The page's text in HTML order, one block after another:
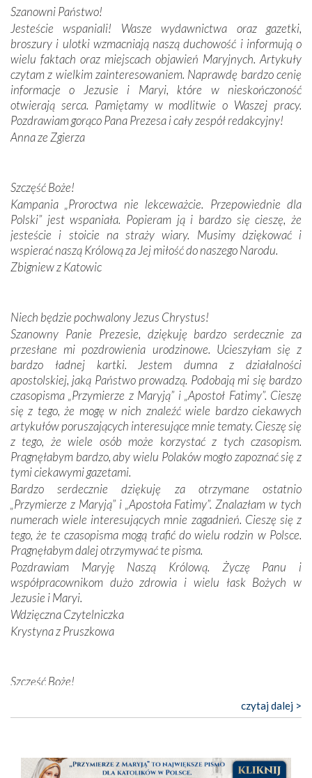
budowniczych.
Podążyliśmy też śladami fatimskich wizjonerów – Łucji
dos Santos oraz świętych Hiacynty i Franciszka Marto.
Modliliśmy się przy ich grobach. Odprawiliśmy Drogę
Krzyżową w ich rodzinnych stronach, odwiedziliśmy
domy, w których żyli.
W miejscu objawień Matki Bożej zapaliliśmy świece
Podczas tej kilkudniowej wyprawy na każdym kroku
spotykaliśmy się z serdeczną otwartością
Portugalczyków. Podziwialiśmy ich ludową sztukę i
zwyczaje. Mimo że nasze kraje są od siebie bardzo
oddalone, w żaden sposób nie czuliśmy się obco.
Sprawiła to oczywiście sama Matka Boża, ale też
kulturowa bliskość biorąca swój początek w naszej
mieliśmy okazję przekonać się, że Maryja swoją opieką
otacza nie tylko nasz naród, lecz wszystkie nacje, które
się Jej ufnie oddają, a także każdą osobę, która zawierza
Jej siebie oraz swych bliskich.
Dzieje Portugalii to również historia wierności Bogu i
odstępstw, także w życiu władców. Trudne momenty w
wymiarze tak osobistym, jak i zbiorowym, przypominają o
konieczności ciągłego zabiegania o własną duszę i o łaskę
Opatrzności. Wierność przynosi pomyślność –
przynajmniej w życiu duchowym. Odstępstwo owocuje
nieszczęściem i śmiercią. Te uniwersalne prawdy
przychodziły na myśl, gdy słuchaliśmy opowieści
przewodników o portugalskich monarchach i wodzach,
zwycięskich bitwach i nieszczęśliwych losach grzesznych
kochanków.
Byli tym razem pośród Apostołów Fatimy reprezentanci
każdego spośród żyjących pokoleń. Najmłodszy uczestnik
liczył sobie 13 lat, zaś senior, pan Zdzisław – już 94.
Całe życie marzyłem, by tu przyjechać
Nasza pielgrzymka nie byłaby tak bogata w duchową treść
Oprócz zapewnienia nam możliwości codziennego
pięknych pieśni.
Szanowni Państwo!
Jesteście wspaniali! Wasze wydawnictwa oraz gazetki,
broszury i ulotki wzmacniają naszą duchowość i informują o
wielu faktach oraz miejscach objawień Maryjnych. Artykuły
czytam z wielkim zainteresowaniem. Naprawdę bardzo cenię
informacje o Jezusie i Maryi, które w nieskończoność
otwierają serca. Pamiętamy w modlitwie o Waszej pracy.
Pozdrawiam gorąco Pana Prezesa i cały zespół redakcyjny!
Anna ze Zgierza
Szczęść Boże!
Kampania „Proroctwa nie lekceważcie. Przepowiednie dla
Polski” jest wspaniała. Popieram ją i bardzo się cieszę, że
jesteście i stoicie na straży wiary. Musimy dziękować i
wspierać naszą Królową za Jej miłość do naszego Narodu.
Zbigniew z Katowic
Niech będzie pochwalony Jezus Chrystus!
Szanowny Panie Prezesie, dziękuję bardzo serdecznie za
przesłane mi pozdrowienia urodzinowe. Ucieszyłam się z
bardzo ładnej kartki. Jestem dumna z działalności
apostolskiej, jaką Państwo prowadzą. Podobają mi się bardzo
czasopisma „Przymierze z Maryją” i „Apostoł Fatimy”. Cieszę
się z tego, że mogę w nich znaleźć wiele bardzo ciekawych
artykułów poruszających interesujące mnie tematy. Cieszę się
z tego, że wiele osób może korzystać z tych czasopism.
Pragnęłabym bardzo, aby wielu Polaków mogło zapoznać się z
tymi ciekawymi gazetami.
Bardzo serdecznie dziękuję za otrzymane ostatnio
„Przymierze z Maryją” i „Apostoła Fatimy”. Znalazłam w tych
numerach wiele interesujących mnie zagadnień. Cieszę się z
tego, że te czasopisma mogą trafić do wielu rodzin w Polsce.
Pragnęłabym dalej otrzymywać te pisma.
Pozdrawiam Maryję Naszą Królową. Życzę Panu i
współpracownikom dużo zdrowia i wielu łask Bożych w
Jezusie i Maryi.
Wdzięczna Czytelniczka
Krystyna z Pruszkowa
Szczęść Boże!
to pismo, które bardzo sobie cenię i szanuję. Redagujecie
nas prowadzi!
czytaj dalej >